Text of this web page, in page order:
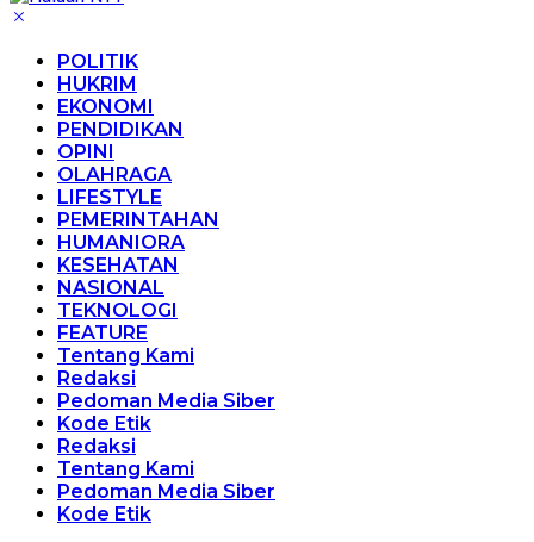
POLITIK
HUKRIM
EKONOMI
PENDIDIKAN
OPINI
OLAHRAGA
LIFESTYLE
PEMERINTAHAN
HUMANIORA
KESEHATAN
NASIONAL
TEKNOLOGI
FEATURE
Tentang Kami
Redaksi
Pedoman Media Siber
Kode Etik
Redaksi
Tentang Kami
Pedoman Media Siber
Kode Etik